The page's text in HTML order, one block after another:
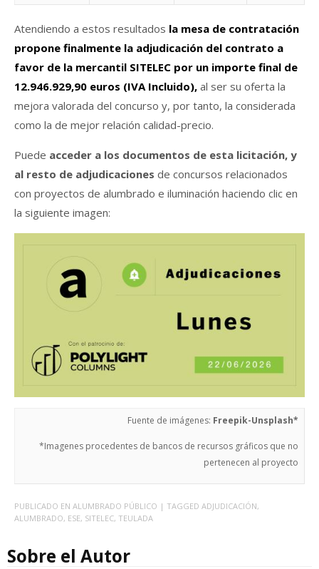
Atendiendo a estos resultados la mesa de contratación
propone finalmente la adjudicación del contrato a
favor de la mercantil SITELEC por un importe final de
12.946.929,90 euros (IVA Incluido), al ser su oferta la
mejora valorada del concurso y, por tanto, la considerada
como la de mejor relación calidad-precio.
Puede acceder a los documentos de esta licitación, y
al resto de adjudicaciones de concursos relacionados
con proyectos de alumbrado e iluminación haciendo clic en
la siguiente imagen:
Fuente de imágenes: Freepik-Unsplash*
*Imagenes procedentes de bancos de recursos gráficos que no
pertenecen al proyecto
PUBLICADO EN ALUMBRADO PÚBLICO | TAGGED ADJUDICACIÓN,
ALUMBRADO, ESE, SITELEC, TEULADA
Sobre el Autor